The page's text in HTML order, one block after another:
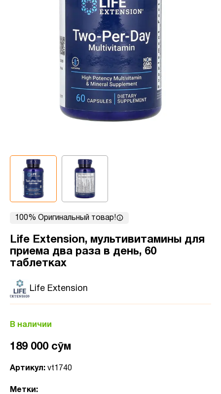
100% Оригинальный товар!
Life Extension, мультивитамины для
приема два раза в день, 60
таблетках
Life Extension
В наличии
189 000 сӯм
Артикул: vt1740
Метки: